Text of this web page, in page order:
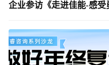
企业参访《走进佳能-感受